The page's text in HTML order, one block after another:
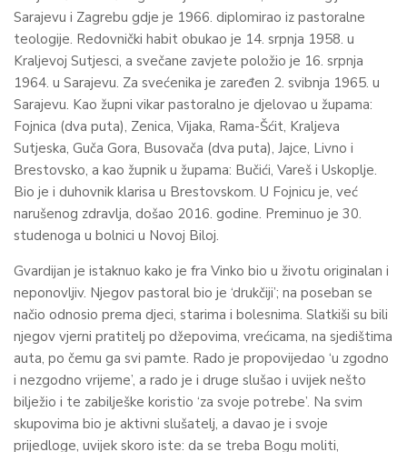
Sarajevu i Zagrebu gdje je 1966. diplomirao iz pastoralne
teologije. Redovnički habit obukao je 14. srpnja 1958. u
Kraljevoj Sutjesci, a svečane zavjete položio je 16. srpnja
1964. u Sarajevu. Za svećenika je zaređen 2. svibnja 1965. u
Sarajevu. Kao župni vikar pastoralno je djelovao u župama:
Fojnica (dva puta), Zenica, Vijaka, Rama-Šćit, Kraljeva
Sutjeska, Guča Gora, Busovača (dva puta), Jajce, Livno i
Brestovsko, a kao župnik u župama: Bučići, Vareš i Uskoplje.
Bio je i duhovnik klarisa u Brestovskom. U Fojnicu je, već
narušenog zdravlja, došao 2016. godine. Preminuo je 30.
studenoga u bolnici u Novoj Biloj.
Gvardijan je istaknuo kako je fra Vinko bio u životu originalan i
neponovljiv. Njegov pastoral bio je ‘drukčiji’; na poseban se
načio odnosio prema djeci, starima i bolesnima. Slatkiši su bili
njegov vjerni pratitelj po džepovima, vrećicama, na sjedištima
auta, po čemu ga svi pamte. Rado je propovijedao ‘u zgodno
i nezgodno vrijeme’, a rado je i druge slušao i uvijek nešto
bilježio i te zabilješke koristio ‘za svoje potrebe’. Na svim
skupovima bio je aktivni slušatelj, a davao je i svoje
prijedloge, uvijek skoro iste: da se treba Bogu moliti,